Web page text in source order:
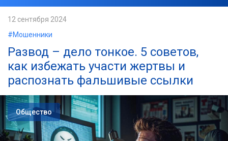
12 сентября 2024
#Мошенники
Развод – дело тонкое. 5 советов,
как избежать участи жертвы и
распознать фальшивые ссылки
Общество